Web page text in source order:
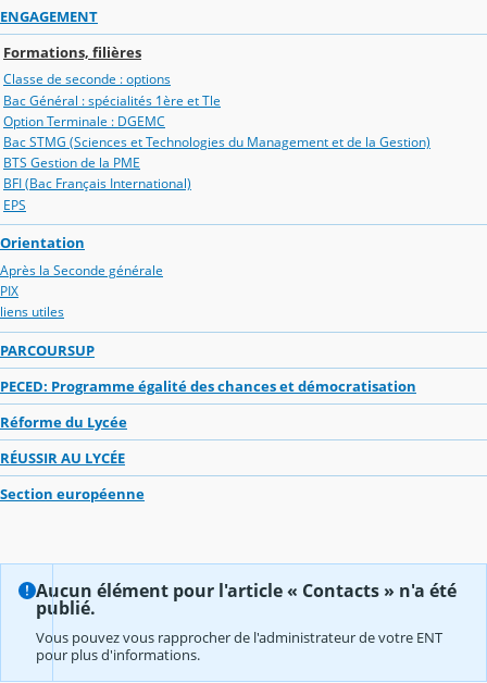
ENGAGEMENT
Formations, filières
Classe de seconde : options
Bac Général : spécialités 1ère et Tle
Option Terminale : DGEMC
Bac STMG (Sciences et Technologies du Management et de la Gestion)
BTS Gestion de la PME
BFI (Bac Français International)
EPS
Orientation
Après la Seconde générale
PIX
liens utiles
PARCOURSUP
PECED: Programme égalité des chances et démocratisation
Réforme du Lycée
RÉUSSIR AU LYCÉE
Section européenne
Aucun élément pour l'article « Contacts » n'a été
publié.
Vous pouvez vous rapprocher de l'administrateur de votre ENT
pour plus d'informations.